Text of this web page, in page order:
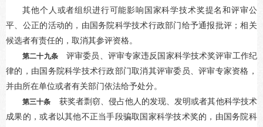
其他个人或者组织进行可能影响国家科学技术奖提名和评审公
平、公正的活动的，由国务院科学技术行政部门给予通报批评；相关
候选者有责任的，取消其参评资格。
第二十九条评审委员、评审专家违反国家科学技术奖评审工作纪
律的，由国务院科学技术行政部门取消其评审委员、评审专家资格，
并由所在单位或者有关部门依法给予处分。
第三十条 获奖者剽窃、侵占他人的发现、发明或者其他科学技术
成果的，或者以其他不正当手段骗取国家科学技术奖的，由国务院科